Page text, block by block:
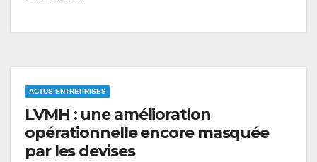
ACTUS ENTREPRISES
LVMH : une amélioration
opérationnelle encore masquée
par les devises